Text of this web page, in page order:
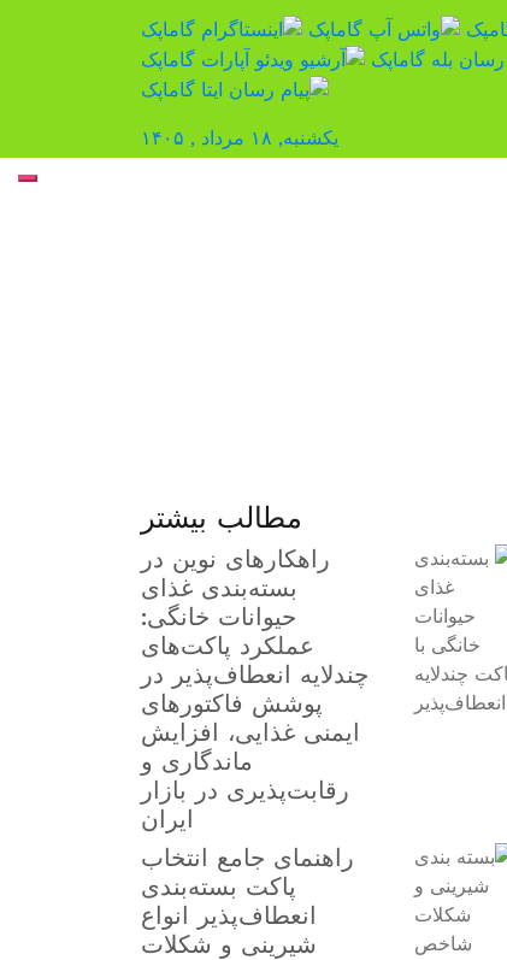
یکشنبه, ۱۸ مرداد , ۱۴۰۵
مطالب بیشتر
راهکارهای نوین در
بسته‌بندی غذای
حیوانات خانگی:
عملکرد پاکت‌های
چندلایه انعطاف‌پذیر در
پوشش فاکتورهای
ایمنی غذایی، افزایش
ماندگاری و
رقابت‌پذیری در بازار
ایران
راهنمای جامع انتخاب
پاکت بسته‌بندی
انعطاف‌پذیر انواع
شیرینی و شکلات